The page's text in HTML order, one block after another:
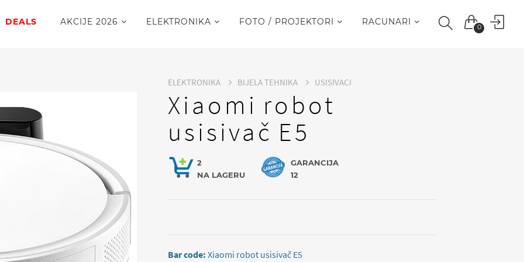
0
DEALS AKCIJE 2026 ELEKTRONIKA FOTO / PROJEKTORI RACUNARI
ELEKTRONIKA BIJELA TEHNIKA USISIVACI
Xiaomi robot
usisivač E5
2
NA LAGERU
GARANCIJA
12
Bar code:Xiaomi robot usisivač E5